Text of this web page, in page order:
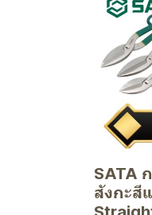
SATA
สังกะสี